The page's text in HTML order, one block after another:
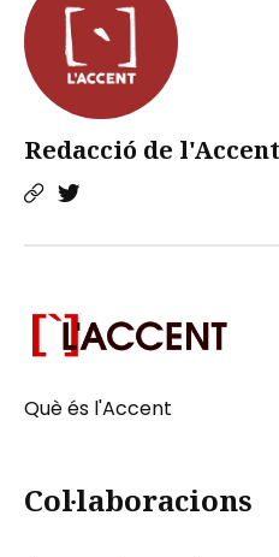
Redacció de l'Accent
Què és l'Accent
Col·laboracions